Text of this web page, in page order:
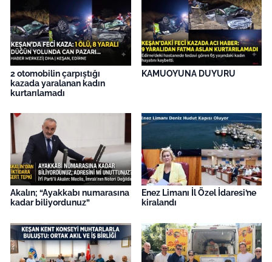
2 otomobilin çarpıştığı
kazada yaralanan kadın
kurtarılamadı
KAMUOYUNA DUYURU
Akalın; “Ayakkabı numarasına
kadar biliyordunuz”
Enez Limanı İl Özel İdaresi’ne
kiralandı